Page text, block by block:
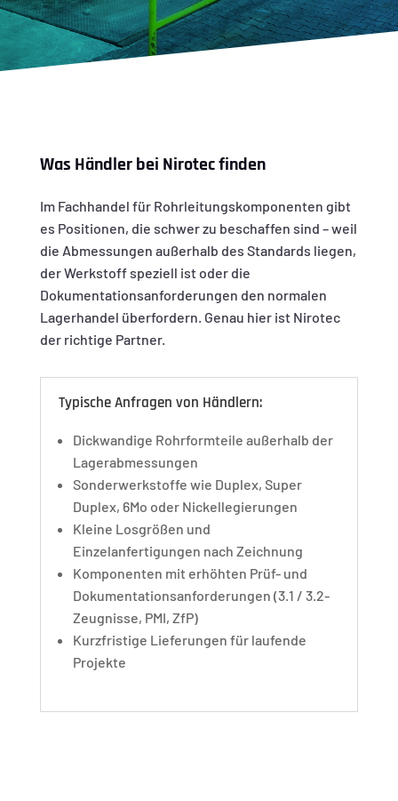
Was Händler bei Nirotec finden
Im Fachhandel für Rohrleitungskomponenten gibt
es Positionen, die schwer zu beschaffen sind – weil
die Abmessungen außerhalb des Standards liegen,
der Werkstoff speziell ist oder die
Dokumentationsanforderungen den normalen
Lagerhandel überfordern. Genau hier ist Nirotec
der richtige Partner.
Typische Anfragen von Händlern:
Dickwandige Rohrformteile außerhalb der
Lagerabmessungen
Sonderwerkstoffe wie Duplex, Super
Duplex, 6Mo oder Nickellegierungen
Kleine Losgrößen und
Einzelanfertigungen nach Zeichnung
Komponenten mit erhöhten Prüf- und
Dokumentationsanforderungen (3.1 / 3.2-
Zeugnisse, PMI, ZfP)
Kurzfristige Lieferungen für laufende
Projekte